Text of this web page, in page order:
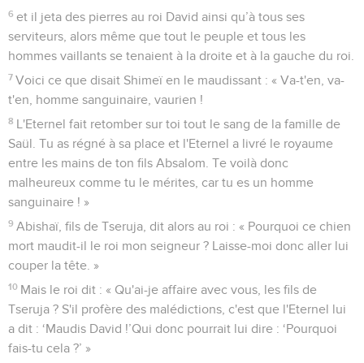
6 et il jeta des pierres au roi David ainsi qu’à tous ses
serviteurs, alors même que tout le peuple et tous les
hommes vaillants se tenaient à la droite et à la gauche du roi.
7 Voici ce que disait Shimeï en le maudissant : « Va-t'en, va-
t'en, homme sanguinaire, vaurien !
8 L'Eternel fait retomber sur toi tout le sang de la famille de
Saül. Tu as régné à sa place et l'Eternel a livré le royaume
entre les mains de ton fils Absalom. Te voilà donc
malheureux comme tu le mérites, car tu es un homme
sanguinaire ! »
9 Abishaï, fils de Tseruja, dit alors au roi : « Pourquoi ce chien
mort maudit-il le roi mon seigneur ? Laisse-moi donc aller lui
couper la tête. »
10 Mais le roi dit : « Qu'ai-je affaire avec vous, les fils de
Tseruja ? S'il profère des malédictions, c'est que l'Eternel lui
a dit : ‘Maudis David !’Qui donc pourrait lui dire : ‘Pourquoi
fais-tu cela ?’ »